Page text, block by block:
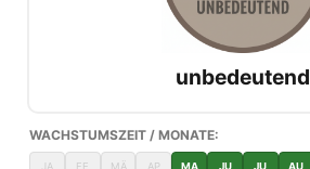
unbedeutend
WACHSTUMSZEIT / MONATE:
JA FE MÄ AP MA JU JU AU